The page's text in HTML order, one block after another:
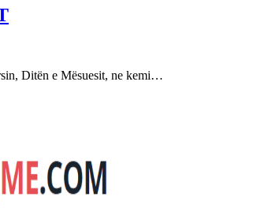
Ditën e Mësuesit, ne kemi…